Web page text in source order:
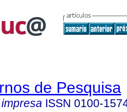
de Pesquisa
ISSN 0100-